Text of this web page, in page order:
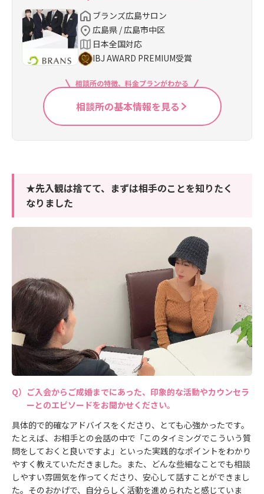
ブランズ広島サロン
広島県 / 広島市中区
日本全国対応
IBJ AWARD PREMIUM受賞
相談所の特徴、料金プランがわかる
相談所の基本情報を見る
★先入観は捨てて、まずは相手のことを知りたく
なりました
ご入会からご成婚までにあった、印象的な活動やカウンセラ
ーとのエピソードをお聞かせください。
具体的で的確なアドバイスをくださり、とても心強かったです。
たとえば、お相手との会話の中で「このタイミングでこういう質
問をしておくと良いですよ」といった実践的なポイントをわかり
やすく教えていただきました。また、どんな些細なことでも相談
しやすい雰囲気を作ってくださり、安心して話すことができまし
た。そのおかげで、自分らしく活動を進められたと感じていま